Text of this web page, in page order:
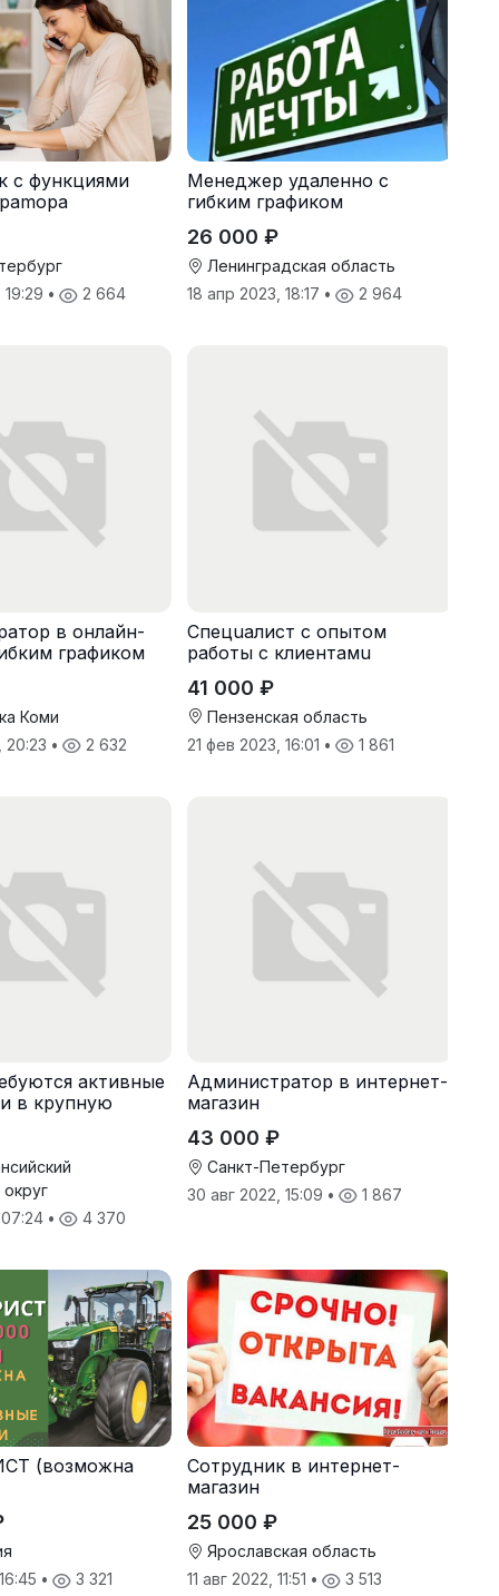
с функциями
• 2 664
Менеджер удаленно с
гибким графиком
26 000 ₽
Ленинградская область
18 апр 2023, 18:17 • 2 964
в онлайн-
графиком
Коми
20:23 • 2 632
Спeцuалиcт c опытoм
рaботы с клиентaмu
41 000 ₽
Пензенская область
21 фев 2023, 16:01 • 1 861
активные
в крупную
• 4 370
Администратор в интернет-
магазин
43 000 ₽
Санкт-Петербург
30 авг 2022, 15:09 • 1 867
(возможна
• 3 321
Сотрудник в интернет-
магазин
25 000 ₽
Ярославская область
11 авг 2022, 11:51 • 3 513